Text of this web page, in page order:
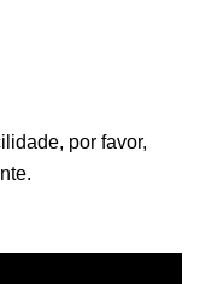
por favor,